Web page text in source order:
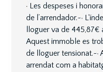
· Les despeses i
de l’arrendador.~·
lloguer va de 445,87€
Aquest immoble es
de lloguer
arrendat com a